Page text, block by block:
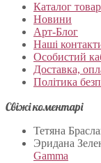
Каталог
Новини
Арт-Блог
Наші
Особистий
Доставка,
Політика
Свіжі коментарі
Тетяна
Эридана
Gamma